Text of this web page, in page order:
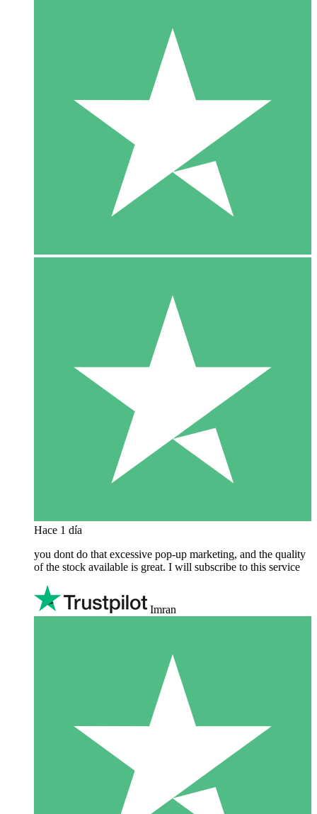
Hace 1 día
you dont do that excessive pop-up marketing, and the quality
of the stock available is great. I will subscribe to this service
Imran